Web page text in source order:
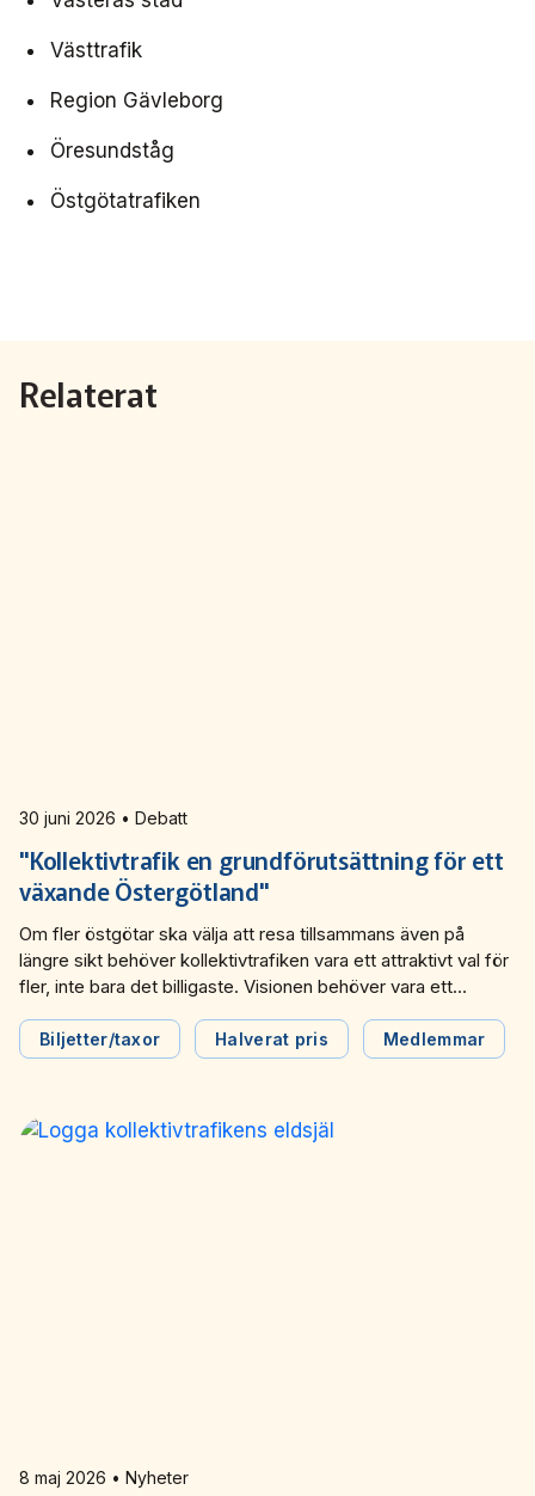
Västtrafik
Region Gävleborg
Öresundståg
Östgötatrafiken
Relaterat
30 juni 2026 • Debatt
"Kollektivtrafik en grundförutsättning för ett
växande Östergötland"
Om fler östgötar ska välja att resa tillsammans även på
längre sikt behöver kollektivtrafiken vara ett attraktivt val för
fler, inte bara det billigaste. Visionen behöver vara ett
Östgötatrafiken i en debattartikel i Östgöta
Correspondenten.
Biljetter/taxor Halverat pris Medlemmar
8 maj 2026 • Nyheter